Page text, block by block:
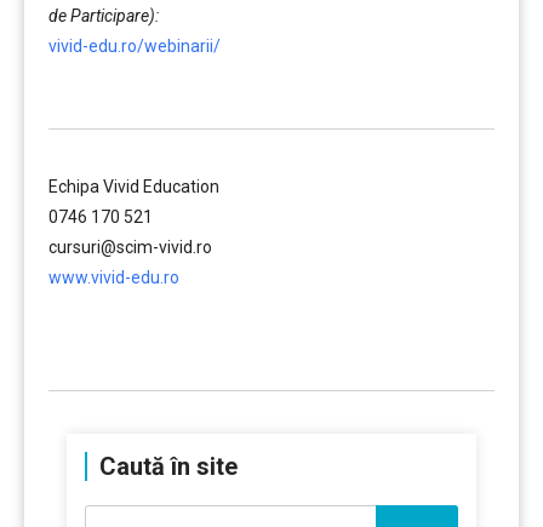
de Participare):
vivid-edu.ro/webinarii/
Echipa Vivid Education
0746 170 521
cursuri@scim-vivid.ro
www.vivid-edu.ro
Caută în site